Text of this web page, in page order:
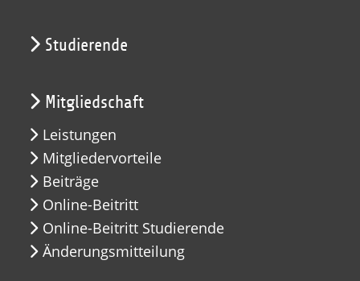
Studierende
Mitgliedschaft
Leistungen
Mitgliedervorteile
Beiträge
Online-Beitritt
Online-Beitritt Studierende
Änderungsmitteilung